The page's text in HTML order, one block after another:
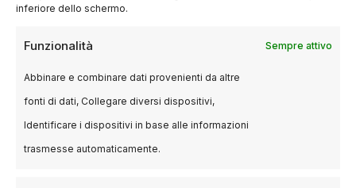
inferiore dello schermo.
Funzionalità Sempre attivo
Abbinare e combinare dati provenienti da altre
fonti di dati, Collegare diversi dispositivi,
Identificare i dispositivi in base alle informazioni
trasmesse automaticamente.
incontra il grande schermo
Per chi preferisce ambienti più intimi, il
Chiostro dell’Incoronata costituisce una delle